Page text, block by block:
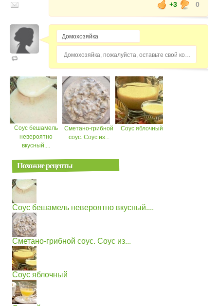
+3
0
Домохозяйка, пожалуйста, оставьте свой комментарий...
Соус бешамель
невероятно
вкусный....
Сметано-грибной
соус. Соус из...
Соус яблочный
Похожие рецепты
Соус бешамель невероятно вкусный....
Сметано-грибной соус. Соус из...
Соус яблочный